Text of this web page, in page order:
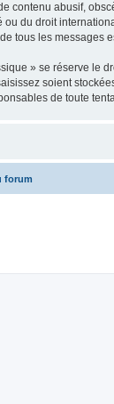
contenu abusif,
du droit
tous les
» se réserve le
soient
de toute
forum